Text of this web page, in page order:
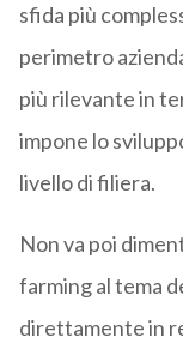
sfida più
perimetro
più rilevante in
impone lo
livello di filiera.
Non va poi
farming al tema
direttamente in